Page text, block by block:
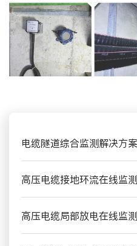
电缆隧道综合监测解决方案
高压电缆接地环流在线监
高压电缆局部放电在线监